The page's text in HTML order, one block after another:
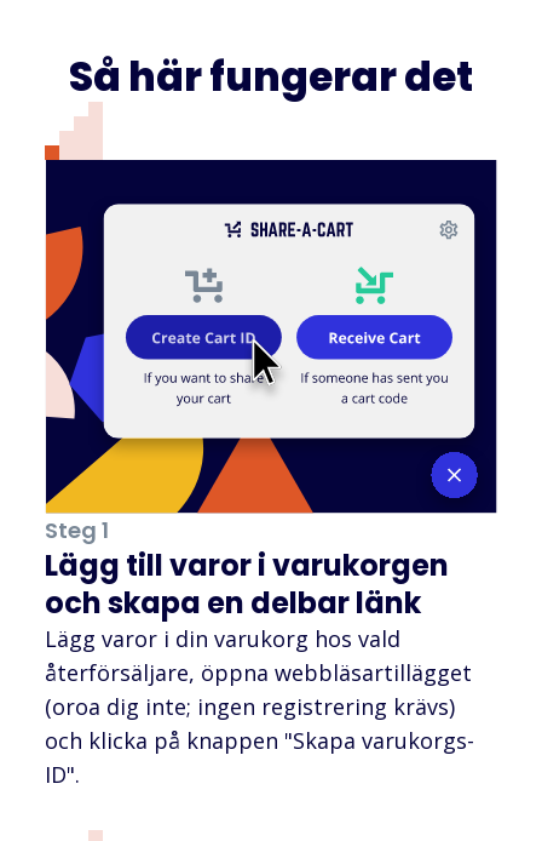
Så här fungerar det
Steg 1
Lägg till varor i varukorgen
och skapa en delbar länk
Lägg varor i din varukorg hos vald
återförsäljare, öppna webbläsartillägget
(oroa dig inte; ingen registrering krävs)
och klicka på knappen "Skapa varukorgs-
ID".